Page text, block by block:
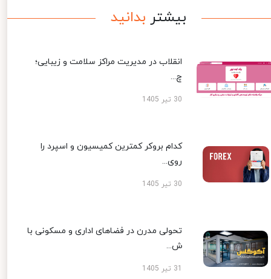
بیشتر بدانید
انقلاب در مدیریت مراکز سلامت و زیبایی؛
چ...
30 تیر 1405
کدام بروکر کمترین کمیسیون و اسپرد را
روی...
30 تیر 1405
تحولی مدرن در فضاهای اداری و مسکونی با
ش...